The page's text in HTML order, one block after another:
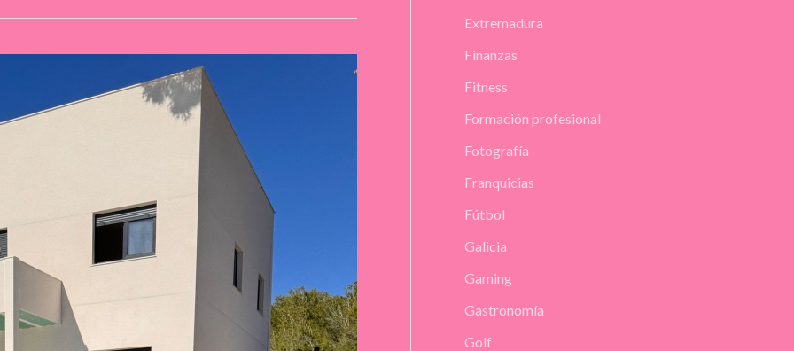
Extremadura
Finanzas
Fitness
Formación profesional
Fotografía
Franquicias
Fútbol
Galicia
Gaming
Gastronomía
Golf